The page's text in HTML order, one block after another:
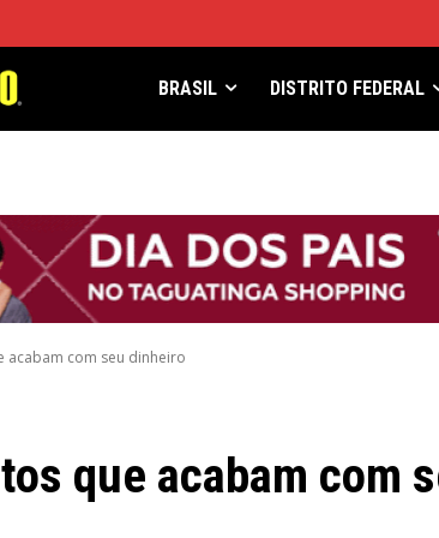
BRASIL DISTRITO FEDERAL
acabam com seu dinheiro
que acabam com